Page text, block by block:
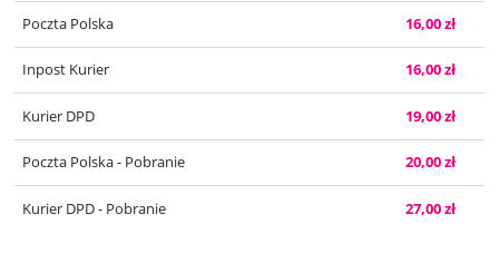
Poczta Polska 16,00 zł
Inpost Kurier 16,00 zł
Kurier DPD 19,00 zł
Poczta Polska - Pobranie 20,00 zł
Kurier DPD - Pobranie 27,00 zł